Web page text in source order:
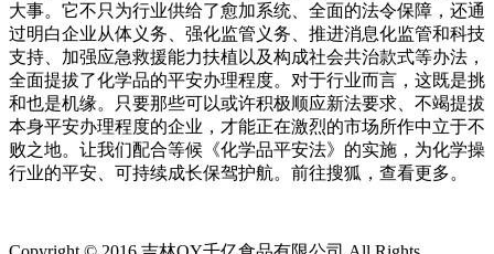
大事。它不只为行业供给了愈加系统、全面的法令保障，还通
过明白企业从体义务、强化监管义务、推进消息化监管和科技
支持、加强应急救援能力扶植以及构成社会共治款式等办法，
全面提拔了化学品的平安办理程度。对于行业而言，这既是挑
和也是机缘。只要那些可以或许积极顺应新法要求、不竭提拔
本身平安办理程度的企业，才能正在激烈的市场所作中立于不
败之地。让我们配合等候《化学品平安法》的实施，为化学操
行业的平安、可持续成长保驾护航。前往搜狐，查看更多。